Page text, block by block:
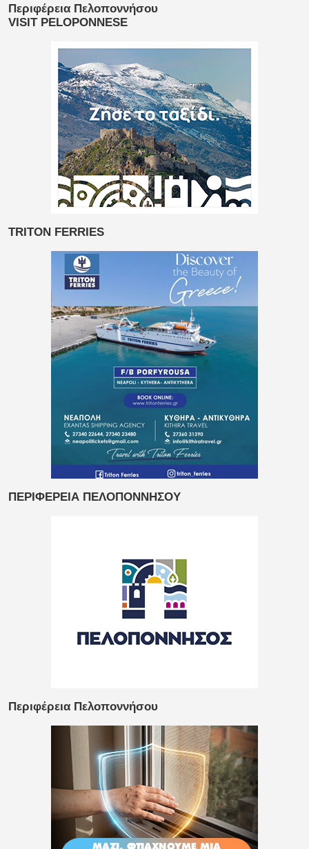
Περιφέρεια Πελοποννήσου
VISIT PELOPONNESE
TRITON FERRIES
ΠΕΡΙΦΕΡΕΙΑ ΠΕΛΟΠΟΝΝΗΣΟΥ
Περιφέρεια Πελοποννήσου